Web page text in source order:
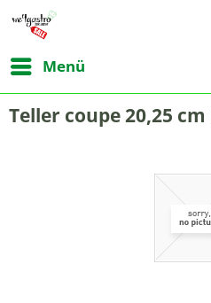
Menü
Teller coupe 20,25